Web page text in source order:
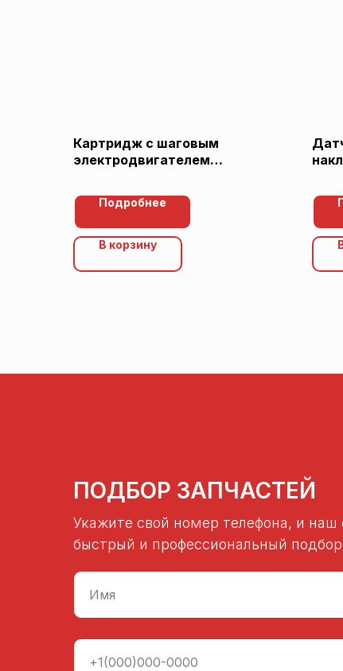
Картридж с шаговым
электродвигателем
(Viessmann 7824699)
Подробнее
В корзину
ПОДБОР ЗАПЧАСТЕЙ
Укажите свой номер телефона, и
быстрый и профессиональный
Имя
+1(000)000-0000